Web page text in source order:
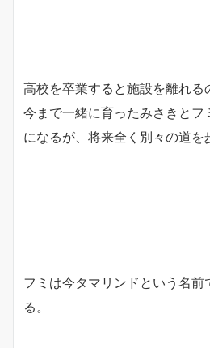
高校を卒業すると施設を離れる
今まで一緒に育ったみさきとフ
になるが、将来全く別々の道を
フミは今タマリンドという名前
る。